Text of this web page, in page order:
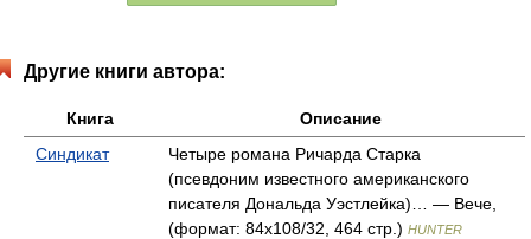
Другие книги автора:
Книга
Описание
Синдикат
Четыре романа Ричарда Старка
(псевдоним известного американского
писателя Дональда Уэстлейка)… — Вече,
(формат: 84x108/32, 464 стр.) HUNTER